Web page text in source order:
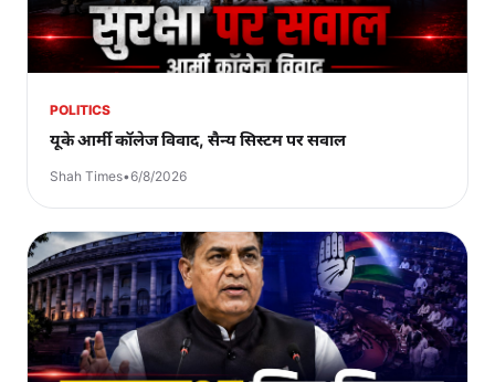
POLITICS
यूके आर्मी कॉलेज विवाद, सैन्य सिस्टम पर सवाल
Shah Times•6/8/2026